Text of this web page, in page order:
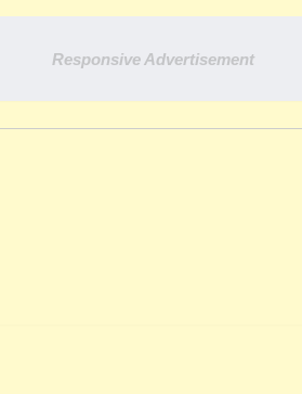
Responsive Advertisement